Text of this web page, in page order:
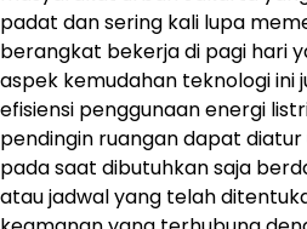
padat dan sering kali lupa
berangkat bekerja di pagi hari
aspek kemudahan teknologi ini
efisiensi penggunaan energi
pendingin ruangan dapat
pada saat dibutuhkan saja
atau jadwal yang telah